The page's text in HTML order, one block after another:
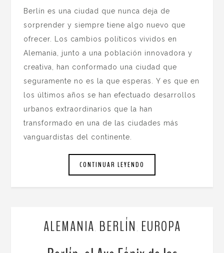
Berlín es una ciudad que nunca deja de
sorprender y siempre tiene algo nuevo que
ofrecer. Los cambios políticos vividos en
Alemania, junto a una población innovadora y
creativa, han conformado una ciudad que
seguramente no es la que esperas. Y es que en
los últimos años se han efectuado desarrollos
urbanos extraordinarios que la han
transformado en una de las ciudades más
vanguardistas del continente.
CONTINUAR LEYENDO
ALEMANIA BERLÍN EUROPA